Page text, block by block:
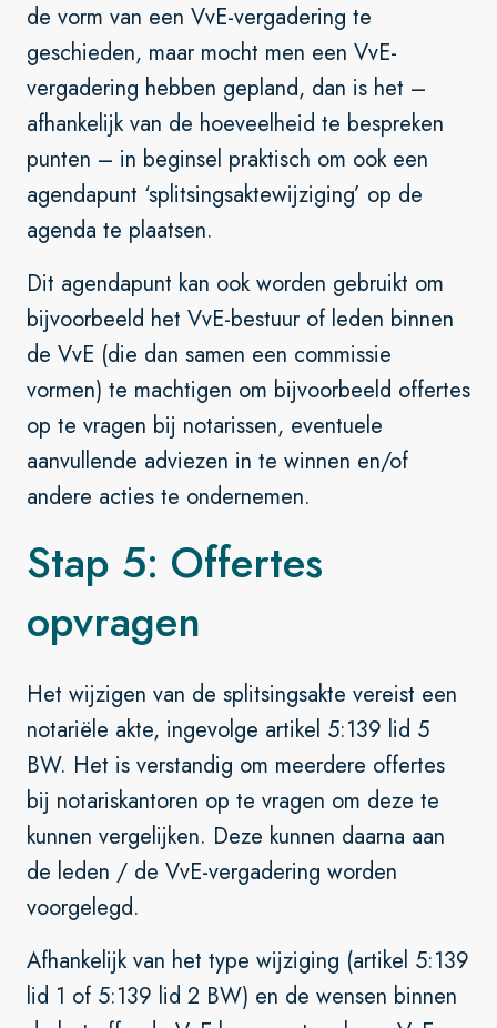
de vorm van een VvE-vergadering te
geschieden, maar mocht men een VvE-
vergadering hebben gepland, dan is het –
afhankelijk van de hoeveelheid te bespreken
punten – in beginsel praktisch om ook een
agendapunt ‘splitsingsaktewijziging’ op de
agenda te plaatsen.
Dit agendapunt kan ook worden gebruikt om
bijvoorbeeld het VvE-bestuur of leden binnen
de VvE (die dan samen een commissie
vormen) te machtigen om bijvoorbeeld offertes
op te vragen bij notarissen, eventuele
aanvullende adviezen in te winnen en/of
andere acties te ondernemen.
Stap 5: Offertes
opvragen
Het wijzigen van de splitsingsakte vereist een
notariële akte, ingevolge artikel 5:139 lid 5
BW. Het is verstandig om meerdere offertes
bij notariskantoren op te vragen om deze te
kunnen vergelijken. Deze kunnen daarna aan
de leden / de VvE-vergadering worden
voorgelegd.
Afhankelijk van het type wijziging (artikel 5:139
lid 1 of 5:139 lid 2 BW) en de wensen binnen